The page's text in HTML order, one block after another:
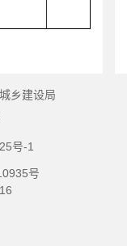
乡建设局
号-1
号